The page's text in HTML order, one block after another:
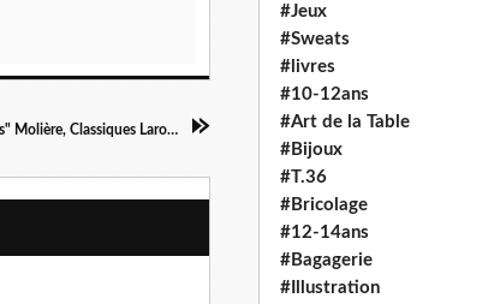
"L'école des Femmes" Molière, Classiques Larousse 1970
#Jeux
#Sweats
#livres
#10-12ans
#Art de la Table
#Bijoux
#T.36
#Bricolage
#12-14ans
#Bagagerie
#Illustration